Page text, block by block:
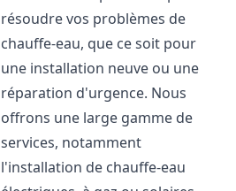
résoudre vos problèmes de
chauffe-eau, que ce soit pour
une installation neuve ou une
réparation d'urgence. Nous
offrons une large gamme de
services, notamment
l'installation de chauffe-eau